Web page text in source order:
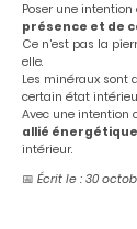
Poser une
présence et de
Ce n’est pas la
elle.
Les minéraux sont
certain état
Avec une intention
allié
intérieur.
📅 Écrit le : 30